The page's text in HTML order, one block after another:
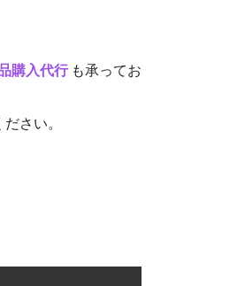
購入代行 も承ってお
さい。